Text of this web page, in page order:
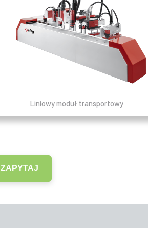
Liniowy moduł transportowy
ZAPYTAJ